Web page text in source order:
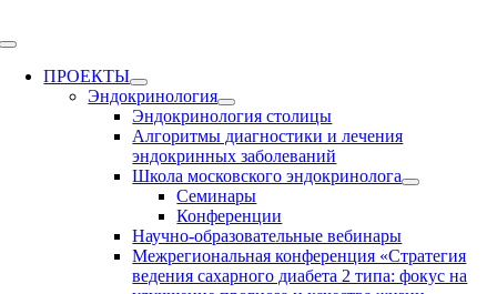
to
Toggle
NavigationПРОЕКТЫ
Эндокринология
Эндокринология столицы
Алгоритмы диагностики и лечения
эндокринных заболеваний
Школа московского эндокринолога
Семинары
Конференции
Научно-образовательные вебинары
Межрегиональная конференция «Стратегия
ведения сахарного диабета 2 типа: фокус на